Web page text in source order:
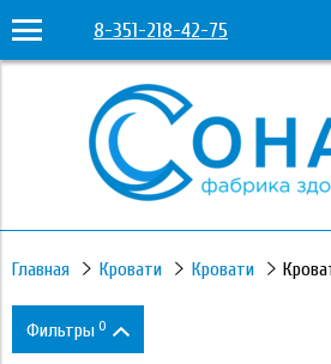
8-351-218-42-75
Главная Кровати Кровати
Фильтры 0